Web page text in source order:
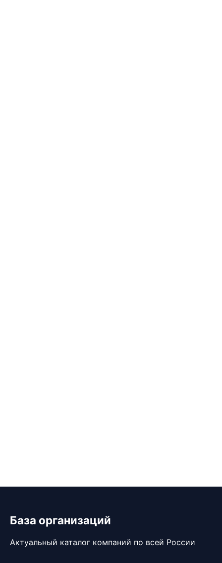
База организаций
Актуальный каталог компаний по всей России